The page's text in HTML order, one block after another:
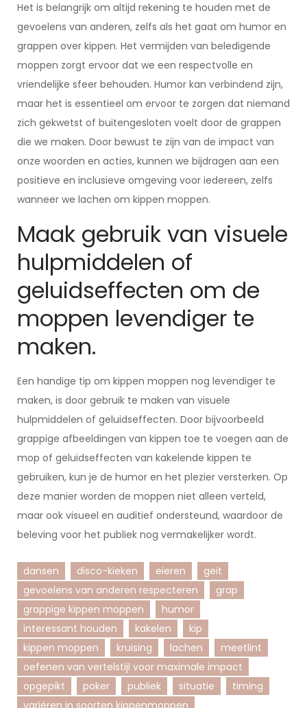
Het is belangrijk om altijd rekening te houden met de
gevoelens van anderen, zelfs als het gaat om humor en
grappen over kippen. Het vermijden van beledigende
moppen zorgt ervoor dat we een respectvolle en
vriendelijke sfeer behouden. Humor kan verbindend zijn,
maar het is essentieel om ervoor te zorgen dat niemand
zich gekwetst of buitengesloten voelt door de grappen
die we maken. Door bewust te zijn van de impact van
onze woorden en acties, kunnen we bijdragen aan een
positieve en inclusieve omgeving voor iedereen, zelfs
wanneer we lachen om kippen moppen.
Maak gebruik van visuele
hulpmiddelen of
geluidseffecten om de
moppen levendiger te
maken.
Een handige tip om kippen moppen nog levendiger te
maken, is door gebruik te maken van visuele
hulpmiddelen of geluidseffecten. Door bijvoorbeeld
grappige afbeeldingen van kippen toe te voegen aan de
mop of geluidseffecten van kakelende kippen te
gebruiken, kun je de humor en het plezier versterken. Op
deze manier worden de moppen niet alleen verteld,
maar ook visueel en auditief ondersteund, waardoor de
beleving voor het publiek nog vermakelijker wordt.
dansen disco-kieken eieren
geit
gevoelens van anderen respecteren
grap
grappige kippen moppen
humor
interessant houden
kakelen
kip
kippen moppen
kruising lachen
meetlint
oefenen van vertelstijl voor maximale impact
opgepikt
poker publiek situatie
timing
variëren in soorten kippenmoppen